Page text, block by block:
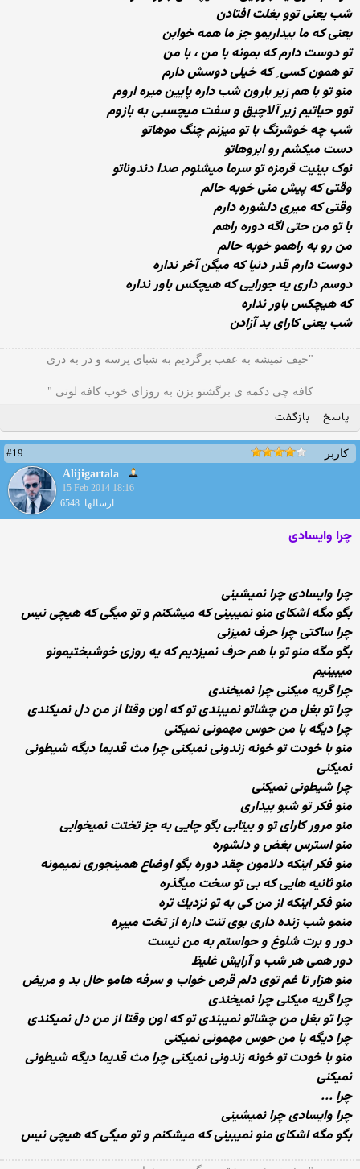
شب یعنی توو بغلت افتادن
یعنی که ما بیداریمو جز ما همه خوابن
تو دوست دارم که بمونه با من ، با من
تو همون کسی ِ که خیلی دوسش دارم
منو تو با هم زیر بارون شب داره پایین میره اروم
توو حیاتیم زیر آلاچیق و سفت میچسبی به بازوم
شب چه خوشرنگ با تو میزنم چنگ موهاتو
دست میکشم رو ابروهاتو
نوک بینیت قرمزه تو سرما میشنوم صدا دندوناتو
وقتی که پیش منی خوبه حالم
وقتی که میری دلشوره دارم
با تو من حتی اگه دوره راهم
من رو به راهمو خوبه حالم
دوست دارم قدر دنیا که میگن آخر نداره
دوسم داری یه جورایی که هیچکس باور نداره
که هیچکس باور نداره
شب یعنی کارای بد آزادن
"حیف نمیشه به عقب برگردیم به شبای پرسه و در به دری
کافه چی دکمه ی برگشتو بزن به روزای خوب کافه لوتی "
پاسخ بازگفت
کاربر
#19
Alijigartala
15 Feb 2014 18:16
ارسالها: 6548
چرا وایسادی
چرا وایسادی چرا نمیشینی
بگو مگه اشكای منو نمیبینی كه میشكنم و تو میگی كه هیچی نیس
چرا ساكتی چرا حرف نمیزنی
بگو مگه منو تو با هم حرف نمیزدیم كه یه روزی خوشبختیمونو
میبینیم
چرا گریه میكنی چرا نمیخندی
چرا تو بغل من چشاتو نمیبندی تو كه اون وقتا از من دل نمیكندی
چرا دیگه با من حوس مهمونی نمیكنی
منو با خودت تو خونه زندونی نمیكنی چرا مث قدیما دیگه شیطونی
نمیكنی
چرا شیطونی نمیكنی
منو فكر تو شبو بیداری
منو مرور كارای تو و بیتابی بگو چایی به جز تختت نمیخوابی
منو استرس بغض و دلشوره
منو فكر اینكه دلامون چقد دوره بگو اوضاع همینجوری نمیمونه
منو ثانیه هایی كه بی تو سخت میگذره
منو فكر اینكه از من كی به تو نزدیك تره
منمو شب زنده داری بوی تنت داره از تخت میپره
دور و برت شلوغ و حواستم به من نیست
دور همی هر شب و آرایش غلیظ
منو هزار تا غم توی دلم قرص خواب و سرفه هامو حال بد و مریض
چرا گریه میكنی چرا نمیخندی
چرا تو بغل من چشاتو نمیبندی تو كه اون وقتا از من دل نمیكندی
چرا دیگه با من حوس مهمونی نمیكنی
منو با خودت تو خونه زندونی نمیكنی چرا مث قدیما دیگه شیطونی
نمیكنی
چرا ...
چرا وایسادی چرا نمیشینی
بگو مگه اشكای منو نمیبینی كه میشكنم و تو میگی كه هیچی نیس